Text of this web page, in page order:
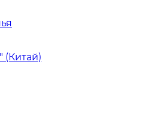
(Китай)